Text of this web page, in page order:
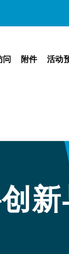
问 附件 活动
新